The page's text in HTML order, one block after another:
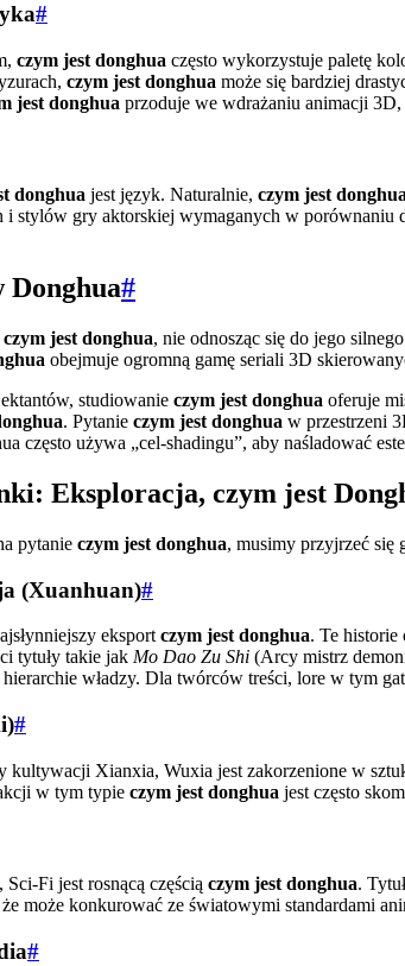
#
czym jest donghua często wykorzystuje paletę
czym jest donghua może się bardziej
jest donghua przoduje we wdrażaniu animacji
donghua jest język. Naturalnie, czym jest donghua
i stylów gry aktorskiej wymaganych w porównaniu
Donghua#
czym jest donghua, nie odnosząc się do jego
obejmuje ogromną gamę seriali 3D
studiowanie czym jest donghua oferuje
. Pytanie czym jest donghua w przestrzeni
często używa „cel-shadingu”, aby naśladować
Eksploracja, czym jest
pytanie czym jest donghua, musimy przyjrzeć się
(Xuanhuan)#
eksportczym jest donghua. Te historie
tytuły takie jak Mo Dao Zu Shi (Arcy mistrz
hierarchie władzy. Dla twórców treści, lore w tym
#
kultywacji Xianxia, Wuxia jest zakorzenione w
w tym typie czym jest donghua jest często
Fi jest rosnącą częścią czym jest donghua.
może konkurować ze światowymi standardami
#